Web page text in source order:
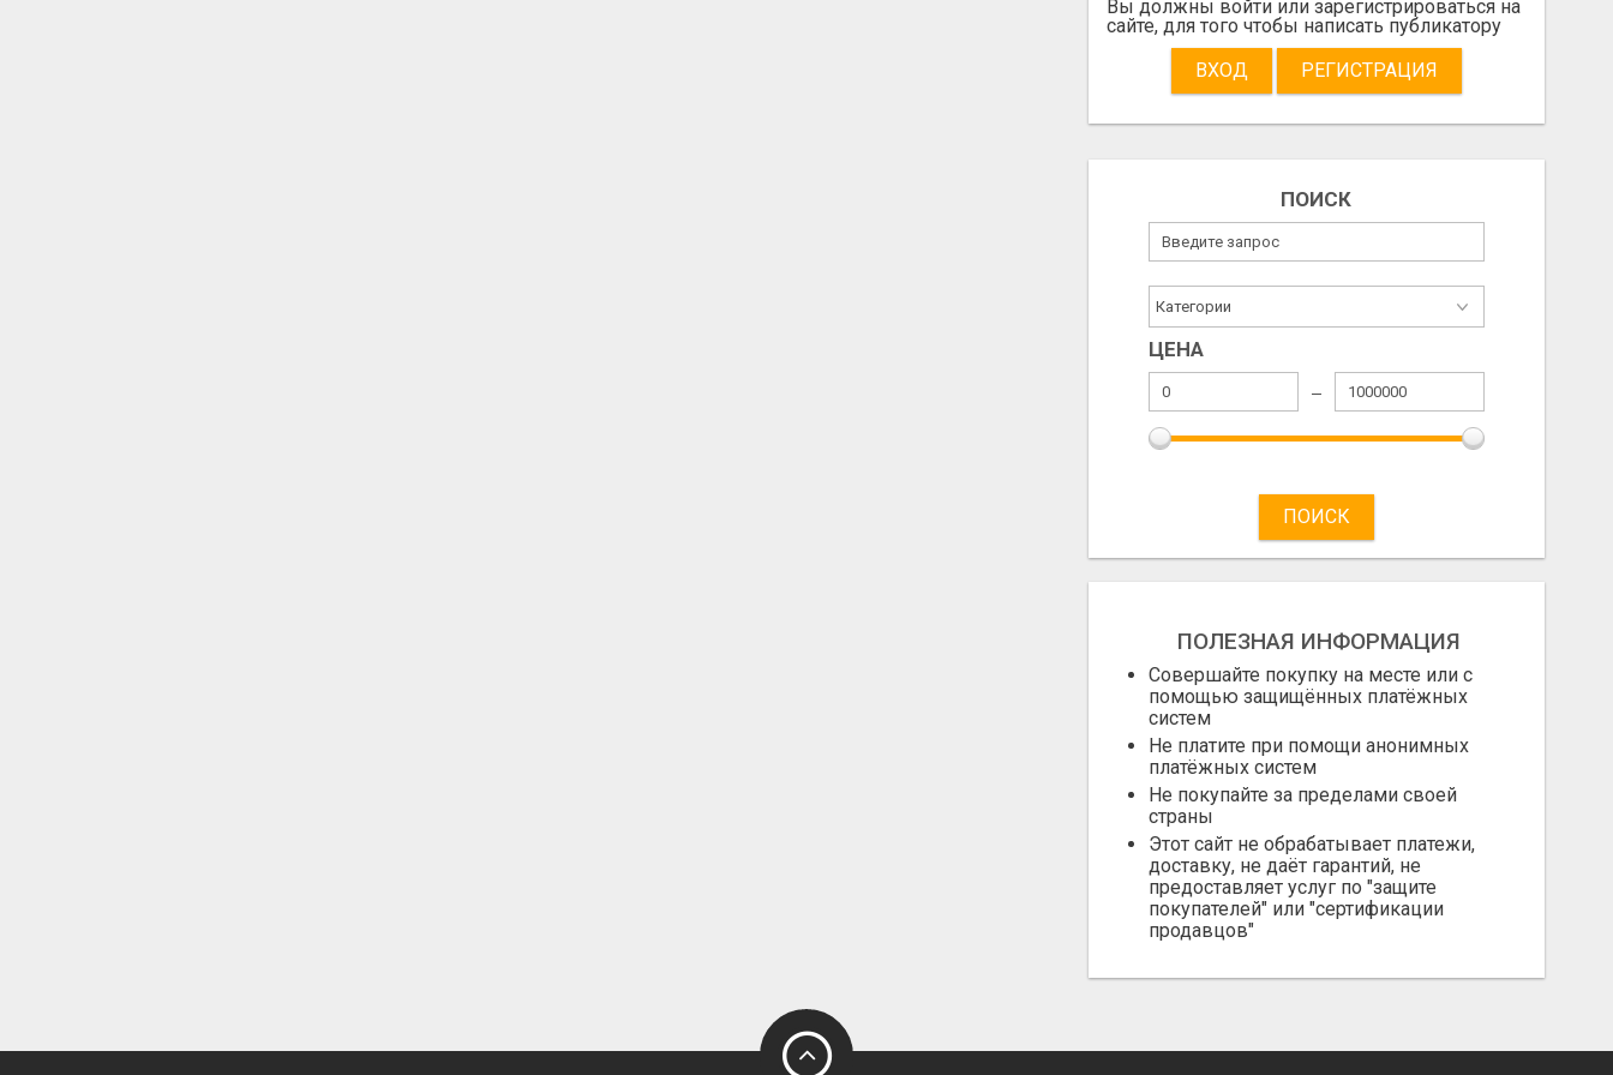
Вы должны войти или зарегистрироваться на
сайте, для того чтобы написать публикатору
ВХОД
РЕГИСТРАЦИЯ
ПОИСК
ЦЕНА
ПОИСК
ПОЛЕЗНАЯ ИНФОРМАЦИЯ
Совершайте покупку на месте или с
помощью защищённых платёжных
систем
Не платите при помощи анонимных
платёжных систем
Не покупайте за пределами своей
страны
Этот сайт не обрабатывает платежи,
доставку, не даёт гарантий, не
предоставляет услуг по "защите
покупателей" или "сертификации
продавцов"